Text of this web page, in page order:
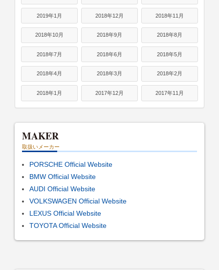
2019年1月 2018年12月 2018年11月
2018年10月 2018年9月 2018年8月
2018年7月 2018年6月 2018年5月
2018年4月 2018年3月 2018年2月
2018年1月 2017年12月 2017年11月
MAKER
取扱いメーカー
PORSCHE Official Website
BMW Official Website
AUDI Official Website
VOLKSWAGEN Official Website
LEXUS Official Website
TOYOTA Official Website